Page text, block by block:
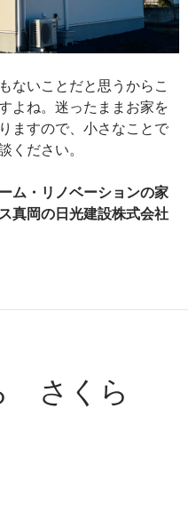
ないことだと思うからこ
よね。迷ったままお家を
ますので、小さなことで
ください。
ム・リノベーションの家
真岡の日光建設株式会社
さくら